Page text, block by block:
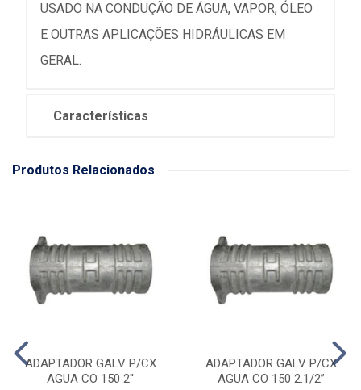
USADO NA CONDUÇÃO DE ÁGUA, VAPOR, ÓLEO
E OUTRAS APLICAÇÕES HIDRÁULICAS EM
GERAL.
Características
Produtos Relacionados
ADAPTADOR GALV P/CX
AGUA CO 150 2''
ADAPTADOR GALV P/CX
AGUA CO 150 2.1/2”